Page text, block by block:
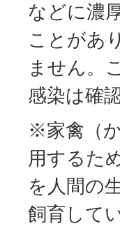
などに濃
ことがあ
ません。
感染は確
※家禽（
用するた
を人間の
飼育して